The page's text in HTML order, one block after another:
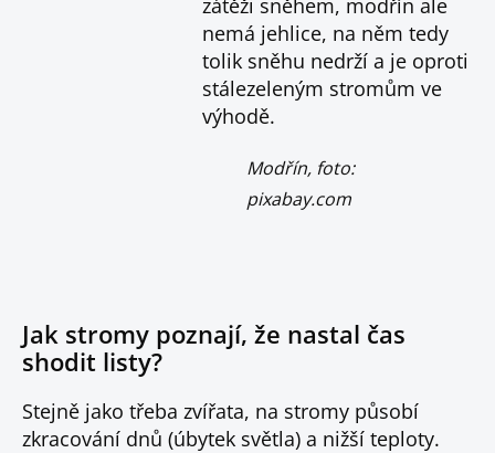
zátěži sněhem, modřín ale
nemá jehlice, na něm tedy
tolik sněhu nedrží a je oproti
stálezeleným stromům ve
výhodě.
Modřín, foto:
pixabay.com
Jak stromy poznají, že nastal čas
shodit listy?
Stejně jako třeba zvířata, na stromy působí
zkracování dnů (úbytek světla) a nižší teploty.